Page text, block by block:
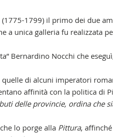
1799) il primo dei due
a unica galleria fu realizzata
Bernardino Nocchi che
di alcuni imperatori
affinità con la politica di
delle provincie, ordina che
lo porge alla Pittura,